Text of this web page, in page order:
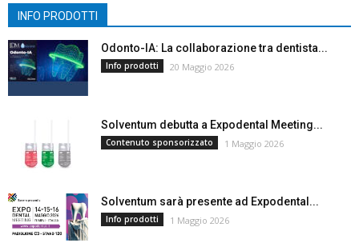
INFO PRODOTTI
Odonto-IA: La collaborazione tra dentista...
Info prodotti 20 Maggio 2026
Solventum debutta a Expodental Meeting...
Contenuto sponsorizzato 1 Maggio 2026
Solventum sarà presente ad Expodental...
Info prodotti 1 Maggio 2026